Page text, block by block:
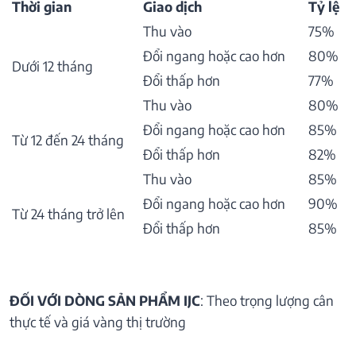
Thời gian Giao dịch Tỷ lệ
Dưới 12 tháng
Thu vào
75%
Đổi ngang hoặc cao hơn
80%
Đổi thấp hơn
77%
Từ 12 đến 24 tháng
Thu vào
80%
Đổi ngang hoặc cao hơn
85%
Đổi thấp hơn
82%
Từ 24 tháng trở lên
Thu vào
85%
Đổi ngang hoặc cao hơn
90%
Đổi thấp hơn
85%
ĐỐI VỚI DÒNG SẢN PHẨM IJC: Theo trọng lượng cân
thực tế và giá vàng thị trường